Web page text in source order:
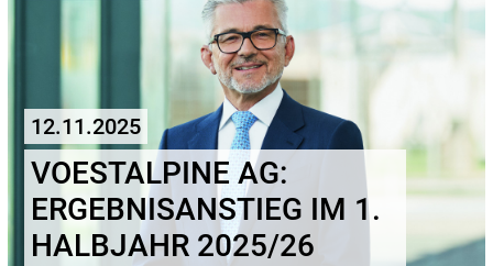
12.11.2025
VOESTALPINE AG:
ERGEBNISANSTIEG IM 1.
HALBJAHR 2025/26